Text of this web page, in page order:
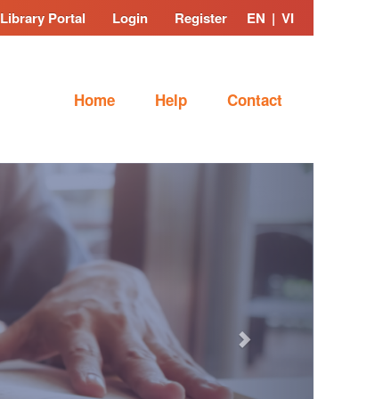
Library Portal Login Register EN | VI
Home Help Contact